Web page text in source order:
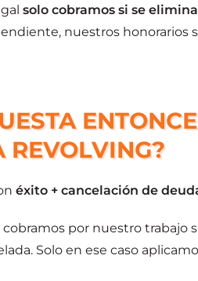
solo cobramos si se
nuestros honorarios
REVOLVING?
éxito + cancelación de
por nuestro trabajo
Solo en ese caso